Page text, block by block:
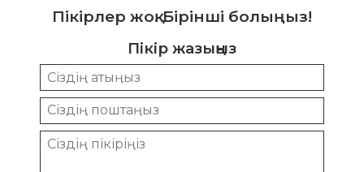
Пікірлер жоқ. Бірінші болыңыз!
Пікір жазыңыз